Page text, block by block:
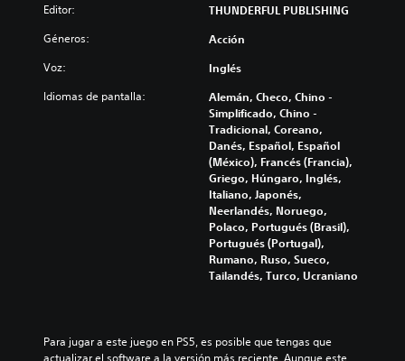
Editor: THUNDERFUL PUBLISHING
Géneros: Acción
Voz: Inglés
Idiomas de pantalla:
Alemán, Checo, Chino -
Simplificado, Chino -
Tradicional, Coreano,
Danés, Español, Español
(México), Francés (Francia),
Griego, Húngaro, Inglés,
Italiano, Japonés,
Neerlandés, Noruego,
Polaco, Portugués (Brasil),
Portugués (Portugal),
Rumano, Ruso, Sueco,
Tailandés, Turco, Ucraniano
Para jugar a este juego en PS5, es posible que tengas que
actualizar el software a la versión más reciente. Aunque este